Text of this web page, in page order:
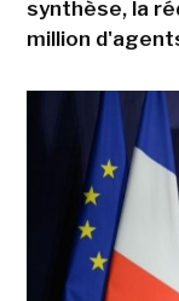
synthèse, la
million